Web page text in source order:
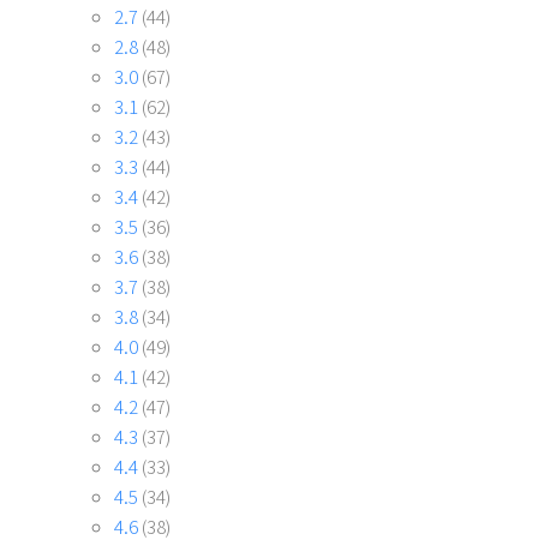
2.7 (44)
2.8(48)
3.0(67)
3.1 (62)
3.2 (43)
3.3 (44)
3.4(42)
3.5 (36)
3.6(38)
3.7 (38)
3.8(34)
4.0(49)
4.1 (42)
4.2 (47)
4.3 (37)
4.4(33)
4.5 (34)
4.6(38)